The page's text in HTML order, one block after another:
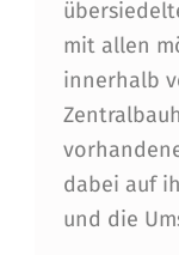
E
mit allen
innerhalb
dabei auf
und die